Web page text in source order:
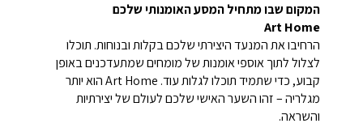
המקום שבו מתחיל המסע האומנותי שלכם
Art Home
הרחיבו את המנעד היצירתי שלכם בקלות ובנוחות. תוכלו
לצלול לתוך אוספי אומנות של מומחים שמתעדכנים באופן
קבוע, כדי שתמיד תוכלו לגלות עוד. Art Home הוא יותר
מגלריה – זהו השער האישי שלכם לעולם של יצירתיות
והשראה.